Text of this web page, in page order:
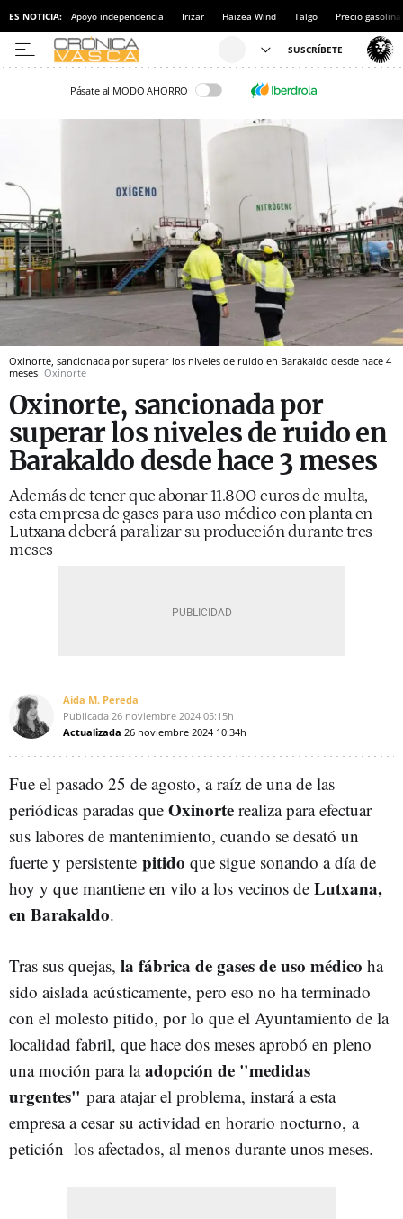
ES NOTICIA: Apoyo independencia Irizar Haizea Wind Talgo Precio gasolina
Pásate al MODO AHORRO
Oxinorte, sancionada por superar los niveles de ruido en Barakaldo desde hace 4
meses Oxinorte
Oxinorte, sancionada por
superar los niveles de ruido en
Barakaldo desde hace 3 meses
Además de tener que abonar 11.800 euros de multa,
esta empresa de gases para uso médico con planta en
Lutxana deberá paralizar su producción durante tres
meses
Aida M. Pereda
Publicada 26 noviembre 2024 05:15h
Actualizada 26 noviembre 2024 10:34h
Fue el pasado 25 de agosto, a raíz de una de las
periódicas paradas que Oxinorte realiza para efectuar
sus labores de mantenimiento, cuando se desató un
fuerte y persistente pitido que sigue sonando a día de
hoy y que mantiene en vilo a los vecinos de Lutxana,
en Barakaldo.
Tras sus quejas, la fábrica de gases de uso médico ha
sido aislada acústicamente, pero eso no ha terminado
con el molesto pitido, por lo que el Ayuntamiento de la
localidad fabril, que hace dos meses aprobó en pleno
una moción para laadopción de "medidas
urgentes" para atajar el problema, instará a esta
empresa a cesar su actividad en horario nocturno, a
petición los afectados, al menos durante unos meses.